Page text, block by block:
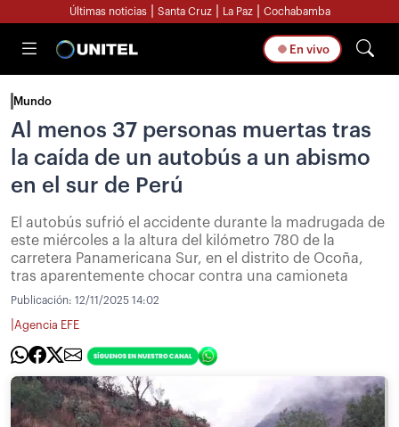
Últimas noticias Santa Cruz La Paz Cochabamba
En vivo
Mundo
Al menos 37 personas muertas tras
la caída de un autobús a un abismo
en el sur de Perú
El autobús sufrió el accidente durante la madrugada de
este miércoles a la altura del kilómetro 780 de la
carretera Panamericana Sur, en el distrito de Ocoña,
tras aparentemente chocar contra una camioneta
Publicación: 12/11/2025 14:02
Agencia EFE